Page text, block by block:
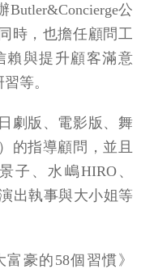
公
時，也擔任顧問工
賴與提升顧客滿意
等。
劇版、電影版、舞
的指導顧問，並且
子、水嶋HIRO、
出執事與大小姐等
豪的58個習慣》